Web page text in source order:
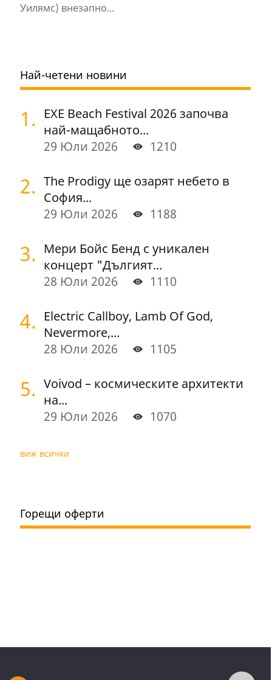
Уилямс) внезапно...
Най-четени новини
1. EXE Beach Festival 2026 започва
най-мащабното...
29 Юли 2026
1210
2. The Prodigy ще озарят небето в
София...
29 Юли 2026
1188
3. Мери Бойс Бенд с уникален
концерт "Дългият...
28 Юли 2026
1110
4. Electric Callboy, Lamb Of God,
Nevermore,...
28 Юли 2026
1105
5. Voivod – космическите архитекти
на...
29 Юли 2026
1070
виж всички
Горещи оферти